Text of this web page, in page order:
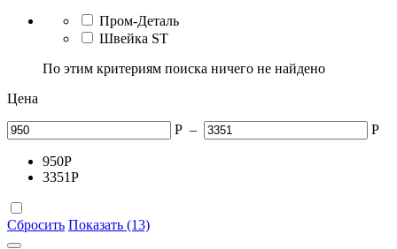
Пром-Деталь
Швейка ST
По этим критериям поиска ничего не найдено
Цена
Р – Р
950Р
3351Р
Сбросить Показать (13)